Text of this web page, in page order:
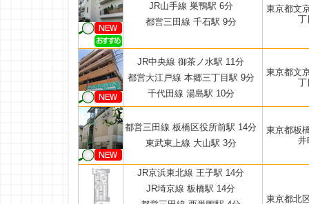
JR山手線 巣鴨駅 6分
都営三田線 千石駅 9分
東京都文
丁
JR中央線 御茶ノ水駅 11分
都営大江戸線 本郷三丁目駅 9分
千代田線 湯島駅 10分
東京都文
丁
都営三田線 板橋区役所前駅 14分
東武東上線 大山駅 3分
東京都板
井
JR京浜東北線 王子駅 14分
JR埼京線 板橋駅 14分
東京都北